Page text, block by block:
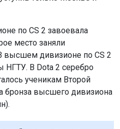
№113 Руслан Холов.
тематических
фондом более двух
будут не только
историю, сдавать нормы
проектах.
и физкультуры